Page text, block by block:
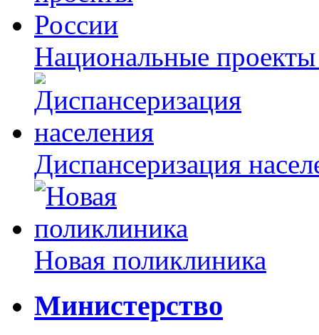
Национальные
Диспансеризация
Новая поликлиника
Министерство